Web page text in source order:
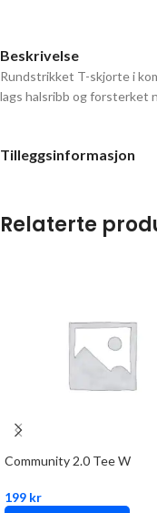
Beskrivelse
Rundstrikket T-skjorte i
lags halsribb og forsterket
Tilleggsinformasjon
Relaterte
Community 2.0 Tee W
199 kr